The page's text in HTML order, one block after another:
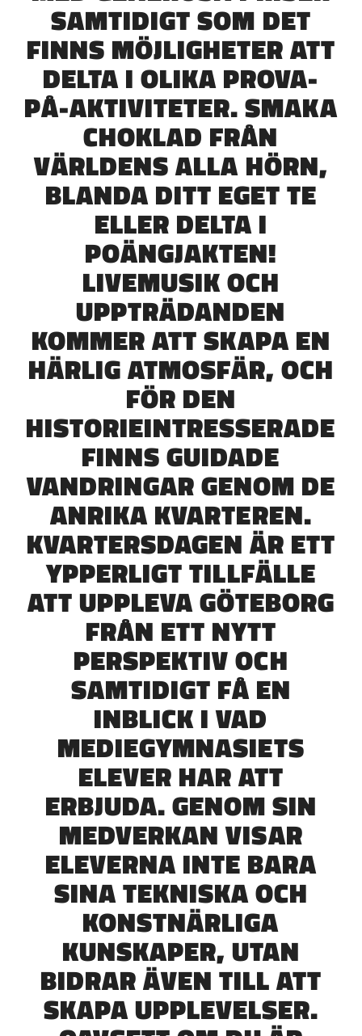
SAMTIDIGT SOM DET
FINNS MÖJLIGHETER ATT
DELTA I OLIKA PROVA-
PÅ-AKTIVITETER. SMAKA
CHOKLAD FRÅN
VÄRLDENS ALLA HÖRN,
BLANDA DITT EGET TE
ELLER DELTA I
POÄNGJAKTEN!
LIVEMUSIK OCH
UPPTRÄDANDEN
KOMMER ATT SKAPA EN
HÄRLIG ATMOSFÄR, OCH
FÖR DEN
HISTORIEINTRESSERADE
FINNS GUIDADE
VANDRINGAR GENOM DE
ANRIKA KVARTEREN.
KVARTERSDAGEN ÄR ETT
YPPERLIGT TILLFÄLLE
ATT UPPLEVA GÖTEBORG
FRÅN ETT NYTT
PERSPEKTIV OCH
SAMTIDIGT FÅ EN
INBLICK I VAD
MEDIEGYMNASIETS
ELEVER HAR ATT
ERBJUDA. GENOM SIN
MEDVERKAN VISAR
ELEVERNA INTE BARA
SINA TEKNISKA OCH
KONSTNÄRLIGA
KUNSKAPER, UTAN
BIDRAR ÄVEN TILL ATT
SKAPA UPPLEVELSER.